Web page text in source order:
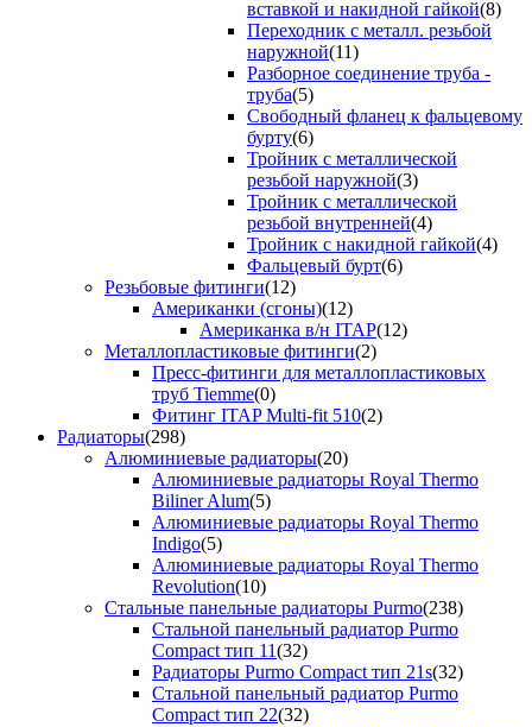
вставкой и накидной гайкой(8)
Переходник с металл. резьбой
наружной(11)
Разборное соединение труба -
труба(5)
Свободный фланец к фальцевому
бурту(6)
Тройник с металлической
резьбой наружной(3)
Тройник с металлической
резьбой внутренней(4)
Тройник с накидной гайкой(4)
Фальцевый бурт(6)
Резьбовые фитинги(12)
Американки (сгоны)(12)
Американка в/н ITAP(12)
Металлопластиковые фитинги(2)
Пресс-фитинги для металлопластиковых
труб Tiemme(0)
Фитинг ITAP Multi-fit 510(2)
Радиаторы(298)
Алюминиевые радиаторы(20)
Алюминиевые радиаторы Royal Thermo
Biliner Alum(5)
Алюминиевые радиаторы Royal Thermo
Indigo(5)
Алюминиевые радиаторы Royal Thermo
Revolution(10)
Стальные панельные радиаторы Purmo(238)
Стальной панельный радиатор Purmo
Compact тип 11(32)
Радиаторы Purmo Compact тип 21s(32)
Стальной панельный радиатор Purmo
Compact тип 22(32)